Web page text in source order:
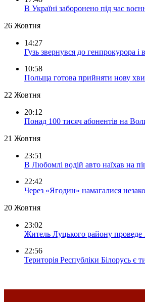
В Україні заборонено під час
26 Жовтня
14:27
Гузь звернувся до генпрокурора
10:58
Польща готова прийняти нову
22 Жовтня
20:12
Понад 100 тисяч абонентів на
21 Жовтня
23:51
В Любомлі водій авто наїхав на
22:42
Через «Ягодин» намагалися
20 Жовтня
23:02
Житель Луцького району проведе
22:56
Територія Республіки Білорусь